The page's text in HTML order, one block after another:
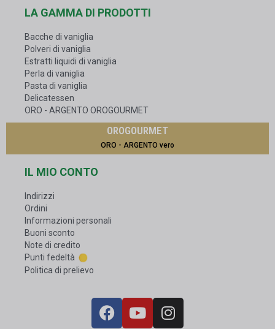
LA GAMMA DI PRODOTTI
Bacche di vaniglia
Polveri di vaniglia
Estratti liquidi di vaniglia
Perla di vaniglia
Pasta di vaniglia
Delicatessen
ORO - ARGENTO OROGOURMET
OROGOURMET
ORO - ARGENTO vero
IL MIO CONTO
Indirizzi
Ordini
Informazioni personali
Buoni sconto
Note di credito
Punti fedeltà
Politica di prelievo